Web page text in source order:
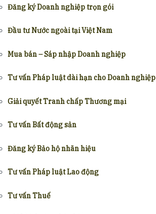
Đăng ký Doanh nghiệp trọn gói
Đầu tư Nước ngoài tại Việt Nam
Mua bán – Sáp nhập Doanh nghiệp
Tư vấn Pháp luật dài hạn cho Doanh nghiệp
Giải quyết Tranh chấp Thương mại
Tư vấn Bất động sản
Đăng ký Bảo hộ nhãn hiệu
Tư vấn Pháp luật Lao động
Tư vấn Thuế